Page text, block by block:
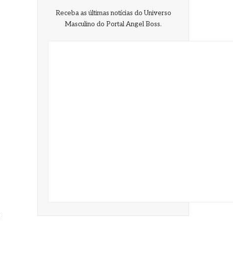
Receba as últimas notícias do Universo
Masculino do Portal Angel Boss.